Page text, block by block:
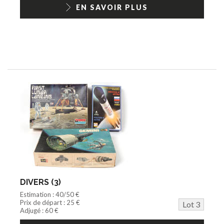
EN SAVOIR PLUS
DIVERS (3)
Estimation : 40/50 €
Prix de départ : 25 €
Lot 3
Adjugé : 60 €